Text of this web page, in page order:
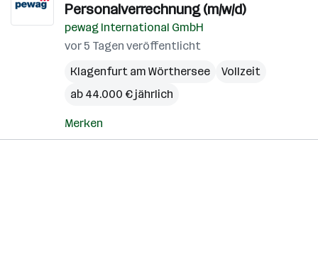
Personalverrechnung (m/w/d)
pewag International GmbH
vor 5 Tagen veröffentlicht
Klagenfurt am Wörthersee
Vollzeit
ab 44.000 € jährlich
Merken